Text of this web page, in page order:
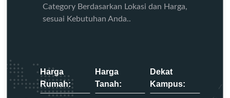
Category Berdasarkan Lokasi dan Harga,
sesuai Kebutuhan Anda..
Harga
Rumah:
Harga
Tanah:
Dekat
Kampus: